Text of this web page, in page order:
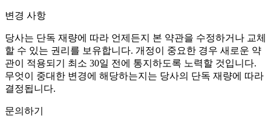
변경 사항
당사는 단독 재량에 따라 언제든지 본 약관을 수정하거나 교체
할 수 있는 권리를 보유합니다. 개정이 중요한 경우 새로운 약
관이 적용되기 최소 30일 전에 통지하도록 노력할 것입니다.
무엇이 중대한 변경에 해당하는지는 당사의 단독 재량에 따라
결정됩니다.
문의하기